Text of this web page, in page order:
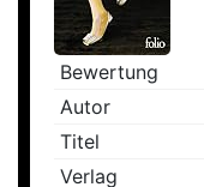
Bewertung
Autor
Titel
Verlag